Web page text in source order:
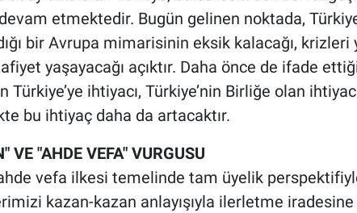
etmektedir. Bugün gelinen noktada,
bir Avrupa mimarisinin eksik kalacağı, krizleri
yaşayacağı açıktır. Daha önce de ifade
Türkiye’ye ihtiyacı, Türkiye’nin Birliğe olan
bu ihtiyaç daha da artacaktır.
VE "AHDE VEFA" VURGUSU
vefa ilkesi temelinde tam üyelik
kazan-kazan anlayışıyla ilerletme